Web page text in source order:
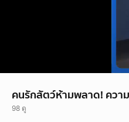
คนรักสัตว์ห้ามพลาด! ควา
98 ดู